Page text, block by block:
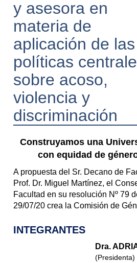
y asesora en
materia de
aplicación de las
políticas
sobre acoso,
violencia y
discriminación
Construyamos una
con equidad de
A propuesta del Sr. Decano de
Prof. Dr. Miguel Martínez, el
Facultad en su resolución Nº 79
29/07/20 crea la Comisión de
INTEGRANTES
Dra.
(Presidenta)